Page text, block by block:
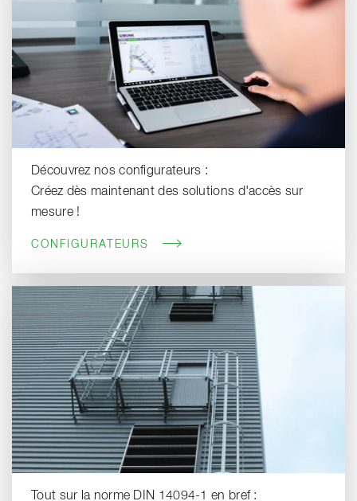
Découvrez nos configurateurs :
Créez dès maintenant des solutions d'accès sur
mesure !
CONFIGURATEURS
Tout sur la norme DIN 14094-1 en bref :